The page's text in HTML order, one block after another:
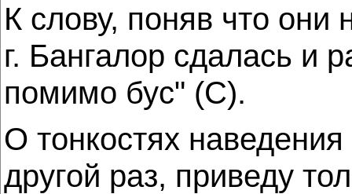
К слову, поняв что
г. Бангалор сдалась и
помимо бус" (С).
О тонкостях
другой раз, приведу